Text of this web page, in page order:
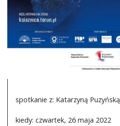
spotkanie z: Katarzyną Puzyńską
kiedy: czwartek, 26 maja 2022